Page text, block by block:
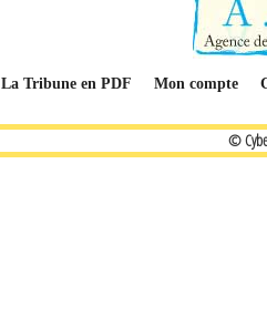
La Tribune en PDF Mon compte
©